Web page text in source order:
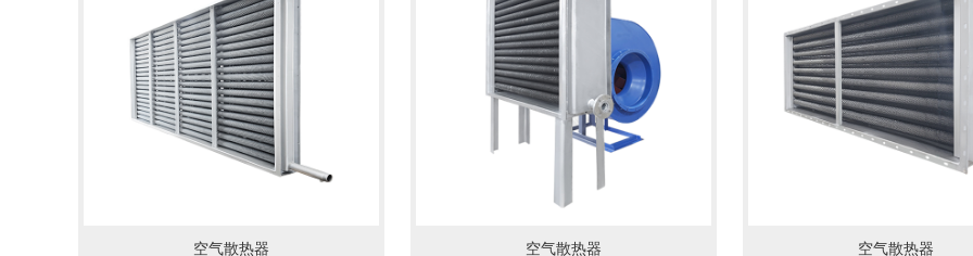
空气散热器
了解详情
空气散热器 空气散热器
了解详情